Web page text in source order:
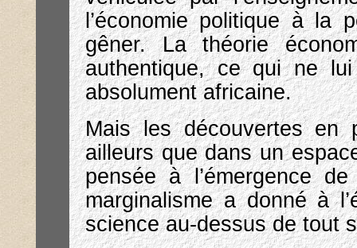
l’économie politique à la
gêner. La théorie
authentique, ce qui ne
absolument africaine.
Mais les découvertes en
ailleurs que dans un
pensée à l’émergence
marginalisme a donné à
science au-dessus de tout